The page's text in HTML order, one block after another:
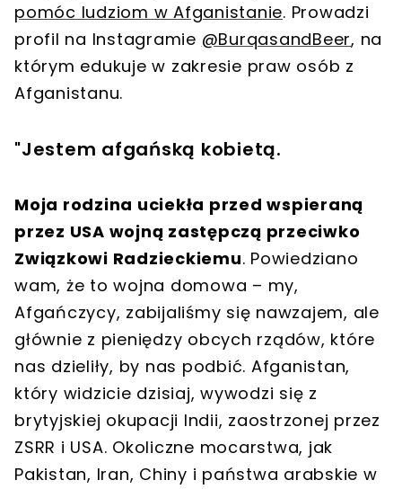
pomóc ludziom w Afganistanie. Prowadzi
profil na Instagramie @BurqasandBeer, na
którym edukuje w zakresie praw osób z
Afganistanu.
"Jestem afgańską kobietą.
Moja rodzina uciekła przed wspieraną
przez USA wojną zastępczą przeciwko
Związkowi Radzieckiemu. Powiedziano
wam, że to wojna domowa – my,
Afgańczycy, zabijaliśmy się nawzajem, ale
głównie z pieniędzy obcych rządów, które
nas dzieliły, by nas podbić. Afganistan,
który widzicie dzisiaj, wywodzi się z
brytyjskiej okupacji Indii, zaostrzonej przez
ZSRR i USA. Okoliczne mocarstwa, jak
Pakistan, Iran, Chiny i państwa arabskie w